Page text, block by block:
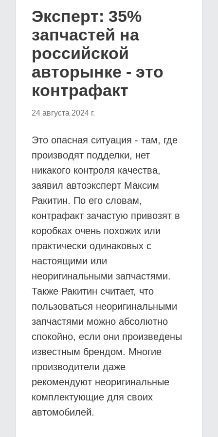
Эксперт: 35%
запчастей на
российской
авторынке - это
контрафакт
24 августа 2024 г.
Это опасная ситуация - там, где
производят подделки, нет
никакого контроля качества,
заявил автоэксперт Максим
Ракитин. По его словам,
контрафакт зачастую привозят в
коробках очень похожих или
практически одинаковых с
настоящими или
неоригинальными запчастями.
Также Ракитин считает, что
пользоваться неоригинальными
запчастями можно абсолютно
спокойно, если они произведены
известным брендом. Многие
производители даже
рекомендуют неоригинальные
комплектующие для своих
автомобилей.